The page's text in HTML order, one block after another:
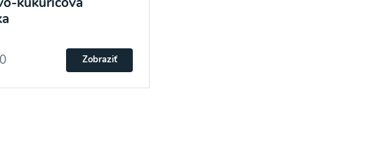
Zobraziť